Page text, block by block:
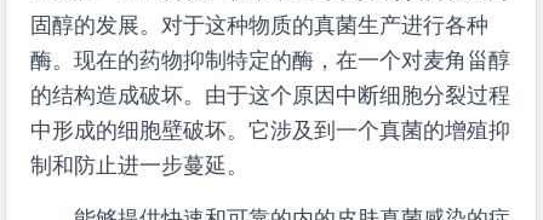
固醇的发展。对于这种物质的真菌生产进行各种
酶。现在的药物抑制特定的酶，在一个对麦角甾醇
的结构造成破坏。由于这个原因中断细胞分裂过程
中形成的细胞壁破坏。它涉及到一个真菌的增殖抑
制和防止进一步蔓延。